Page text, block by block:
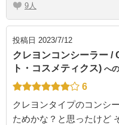
9
投稿日 2023/7/12
クレヨンコンシーラー /
ト・コスメティクス) へ
6
クレヨンタイプのコンシ
ためかな？と思ったけど